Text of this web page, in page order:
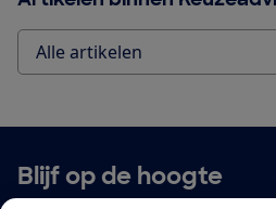
Alle artikelen
Blijf op de hoogte